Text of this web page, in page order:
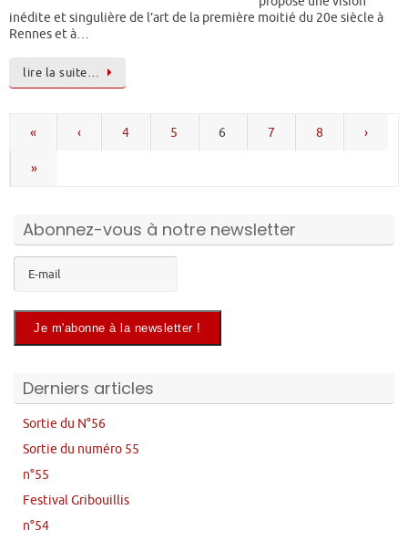
inédite et singulière de l’art de la première moitié du 20e siècle à
Rennes et à…
lire la suite…
« ‹ 4 5 6 7 8 ›
»
Abonnez-vous à notre newsletter
Derniers articles
Sortie du N°56
Sortie du numéro 55
n°55
Festival Gribouillis
n°54